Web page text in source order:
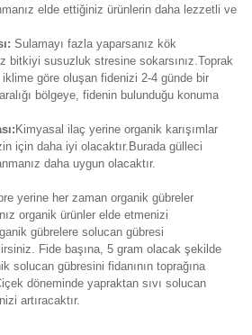
elde ettiğiniz ürünlerin daha lezzetli ve
Sulamayı fazla yaparsanız kök
bitkiyi susuzluk stresine sokarsınız.Toprak
iklime göre oluşan fidenizi 2-4 günde bir
bölgeye, fidenin bulunduğu konuma
Kimyasal ilaç yerine organik karışımlar
için daha iyi olacaktır.Burada gülleci
daha uygun olacaktır.
yerine her zaman organik gübreler
organik ürünler elde etmenizi
gübrelere solucan gübresi
Fide başına, 5 gram olacak şekilde
solucan gübresini fidanının toprağına
döneminde yapraktan sıvı solucan
artıracaktır.